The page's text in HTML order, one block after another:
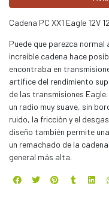
Cadena PC XX1 Eagle 12V
Puede que parezca
increíble cadena hace
encontraba en
artífice del rendimiento
de las transmisiones
un radio muy suave, sin
ruido, la fricción y el
diseño también permite
un remachado de la
general más alta.